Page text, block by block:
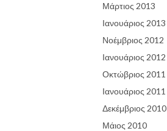
Μάρτιος 2013
Ιανουάριος 2013
Νοέμβριος 2012
Ιανουάριος 2012
Οκτώβριος 2011
Ιανουάριος 2011
Δεκέμβριος 2010
Μάιος 2010